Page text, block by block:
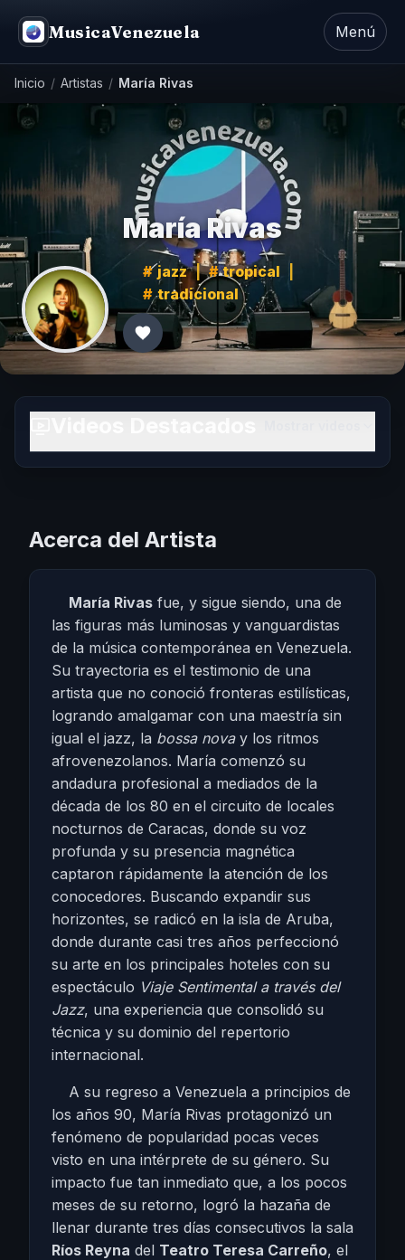
MusicaVenezuela Menú
Inicio / Artistas / María Rivas
María Rivas
jazz | tropical
tradicional
Acerca del Artista
María Rivas fue, y sigue siendo, una de
las figuras más luminosas y vanguardistas
de la música contemporánea en Venezuela.
Su trayectoria es el testimonio de una
artista que no conoció fronteras estilísticas,
logrando amalgamar con una maestría sin
igual el jazz, la bossa novay los ritmos
afrovenezolanos. María comenzó su
andadura profesional a mediados de la
década de los 80 en el circuito de locales
nocturnos de Caracas, donde su voz
profunda y su presencia magnética
captaron rápidamente la atención de los
conocedores. Buscando expandir sus
horizontes, se radicó en la isla de Aruba,
donde durante casi tres años perfeccionó
su arte en los principales hoteles con su
espectáculo Viaje Sentimental a través del
Jazz, una experiencia que consolidó su
técnica y su dominio del repertorio
internacional.
A su regreso a Venezuela a principios de
los años 90, María Rivas protagonizó un
fenómeno de popularidad pocas veces
visto en una intérprete de su género. Su
impacto fue tan inmediato que, a los pocos
meses de su retorno, logró la hazaña de
llenar durante tres días consecutivos la sala
Ríos Reyna del Teatro Teresa Carreño, el